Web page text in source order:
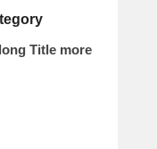
Title more